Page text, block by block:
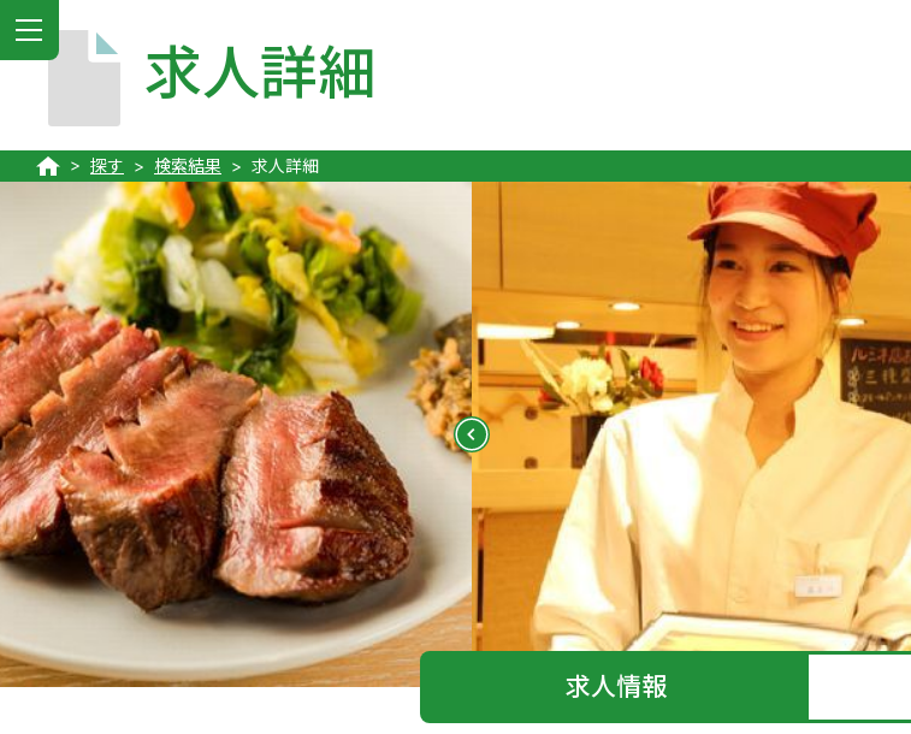
MENU
求人詳細
探す 検索結果 求人詳細
求人情報